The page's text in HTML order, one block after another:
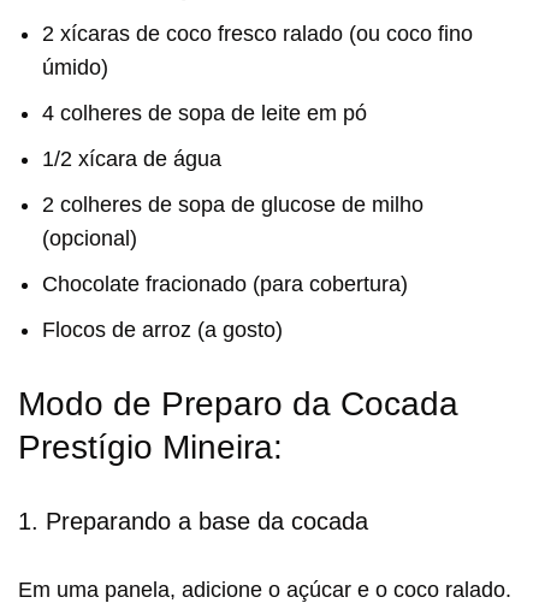
2 xícaras de coco fresco ralado (ou coco fino
úmido)
4 colheres de sopa de leite em pó
1/2 xícara de água
2 colheres de sopa de glucose de milho
(opcional)
Chocolate fracionado (para cobertura)
Flocos de arroz (a gosto)
Modo de Preparo da Cocada
Prestígio Mineira:
1. Preparando a base da cocada
Em uma panela, adicione o açúcar e o coco ralado.